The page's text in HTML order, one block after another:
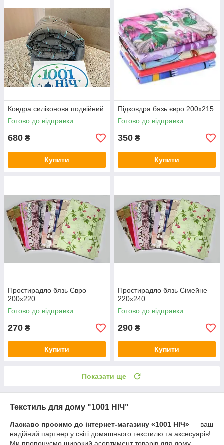
Ковдра силіконова подвійний
Готово до відправки
680 ₴
Купити
Підковдра бязь євро 200х215
Готово до відправки
350 ₴
Купити
Простирадло бязь Євро
200х220
Готово до відправки
270 ₴
Купити
Простирадло бязь Сімейне
220х240
Готово до відправки
290 ₴
Купити
Показати ще
Текстиль для дому "1001 НІЧ"
Ласкаво просимо до інтернет-магазину «1001 НІЧ» — ваш
надійний партнер у світі домашнього текстилю та аксесуарів!